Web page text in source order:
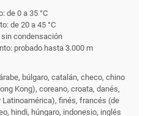
de 0 a 35 °C
de 20 a 45 °C
sin condensación
probado hasta 3.000 m
búlgaro, catalán, checo, chino
Kong), coreano, croata, danés,
Latinoamérica), finés, francés (de
hindi, húngaro, indonesio, inglés